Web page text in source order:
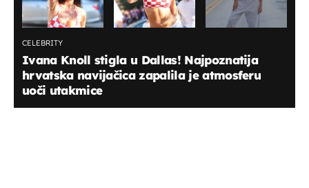
CELEBRITY
Ivana Knoll stigla u Dallas! Najpoznatija
hrvatska navijačica zapalila je atmosferu
uoči utakmice